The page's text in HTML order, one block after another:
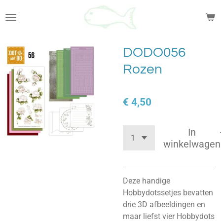
direct
de
hoofdinhoud
DODO056
Rozen
€ 4,50
In
winkelwagen
Deze handige
Hobbydotssetjes bevatten
drie 3D afbeeldingen en
maar liefst vier Hobbydots